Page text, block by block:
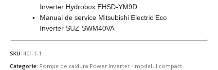
Inverter Hydrobox EHSD-YM9D
Manual de service Mitsubishi Electric Eco
Inverter SUZ-SWM40VA
SKU: 401-1-1
Categorie: Pompe de caldura Power Inverter - modelul compact